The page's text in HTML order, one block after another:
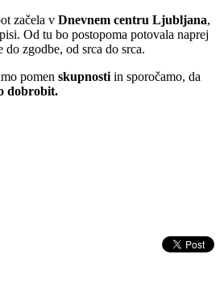
začela v Dnevnem centru Ljubljana,
Od tu bo postopoma potovala naprej
zgodbe, od srca do srca.
pomen skupnosti in sporočamo, da
dobrobit.